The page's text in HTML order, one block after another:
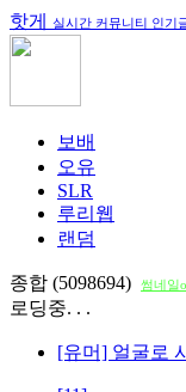
핫게 실시간 커뮤니티 인기
보배
오유
SLR
루리웹
랜덤
종합 (5098694) 썸네일
로딩중. . .
[유머] 얼굴로